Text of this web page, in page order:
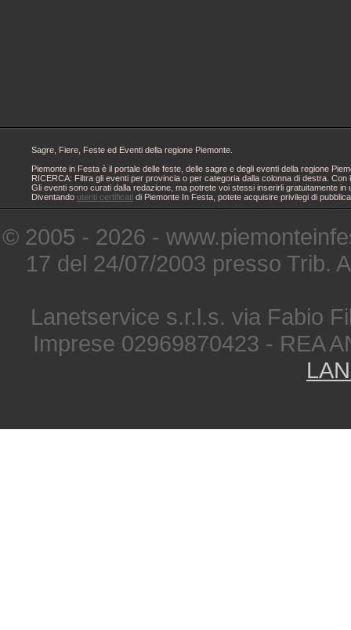
Sagre, Fiere, Feste ed Eventi della regione Piemonte.
Piemonte in Festa è il portale delle feste, delle sagre e degli eventi della regione
RICERCA: Filtra gli eventi per provincia o per categoria dalla colonna di destra.
Gli eventi sono curati dalla redazione, ma potrete voi stessi inserirli gratuitamente
Diventando utenti certificati di Piemonte In Festa, potete acquisire privilegi di
© 2005 - 2026 -
17 del 24/07/2003 presso Trib.
Lanetservice s.r.l.s. via Fabio
Imprese 02969870423 - REA